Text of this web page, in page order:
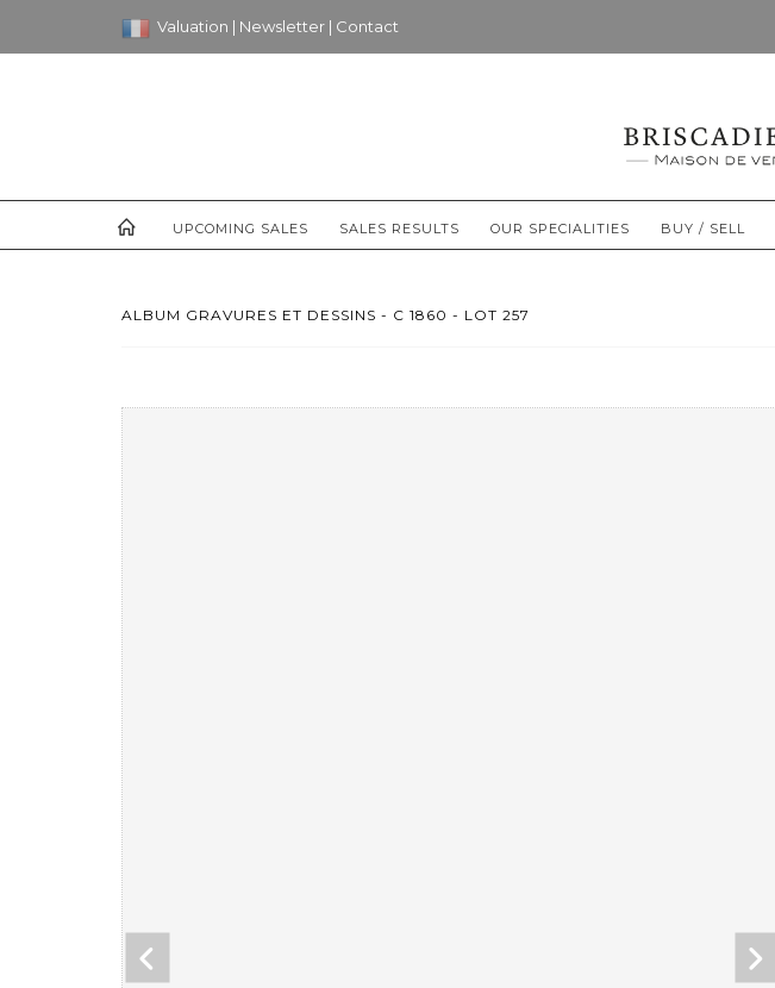
Valuation | Newsletter | Contact
UPCOMING SALES SALES RESULTS OUR SPECIALITIES BUY / SELL
ALBUM GRAVURES ET DESSINS - C 1860 - LOT 257